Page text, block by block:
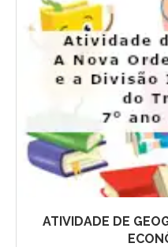
ATIVIDADE DE